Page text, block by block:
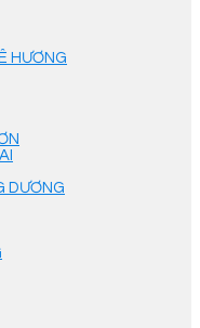
HƯƠNG
DƯƠNG